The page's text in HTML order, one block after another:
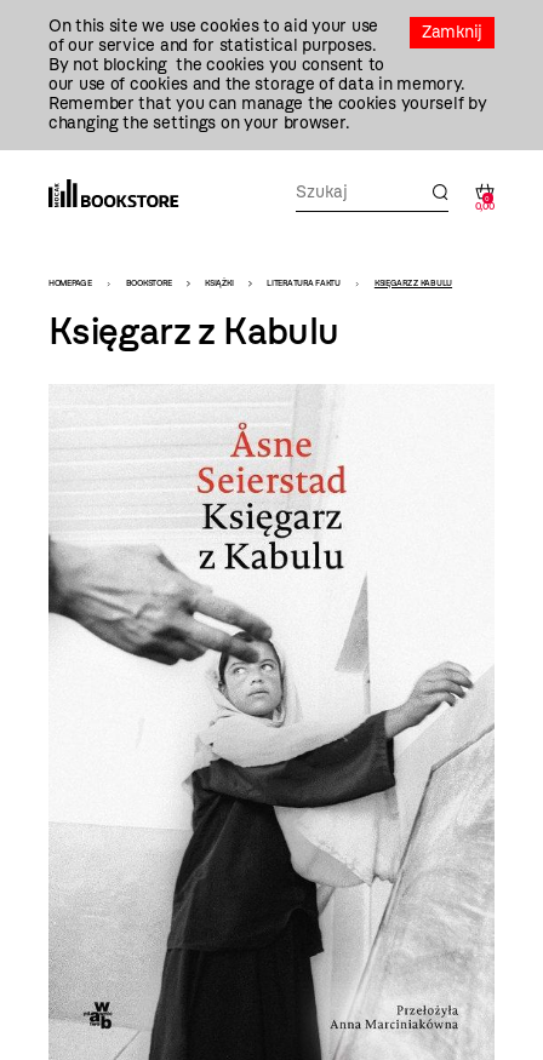
Zamknij
On this site we use cookies to aid your use
of our service and for statistical purposes.
By not blocking the cookies you consent to
our use of cookies and the storage of data in memory.
Remember that you can manage the cookies yourself by
changing the settings on your browser.
0
0,00
Bookstore
-
szablon
szczegóły
HOMEPAGE BOOKSTORE KSIĄŻKI LITERATURA FAKTU KSIĘGARZ Z KABULU
Księgarz z Kabulu